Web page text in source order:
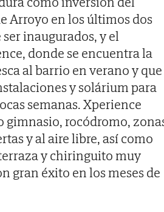
Arroyo en los últimos dos
inaugurados, y el
donde se encuentra la
al barrio en verano y que
y solárium para
semanas. Xperience
gimnasio, rocódromo,
y al aire libre, así como
y chiringuito muy
gran éxito en los meses de